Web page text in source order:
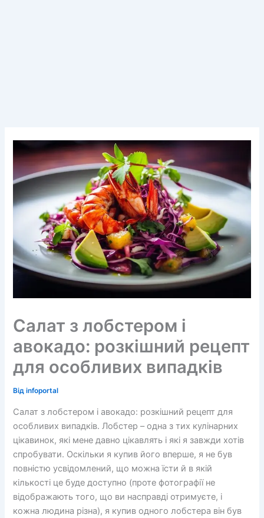
Салат з лобстером і
авокадо: розкішний рецепт
для особливих випадків
Відinfoportal
Салат з лобстером і авокадо: розкішний рецепт для
особливих випадків. Лобстер – одна з тих кулінарних
цікавинок, які мене давно цікавлять і які я завжди хотів
спробувати. Оскільки я купив його вперше, я не був
повністю усвідомлений, що можна їсти й в якій
кількості це буде доступно (проте фотографії не
відображають того, що ви насправді отримуєте, і
кожна людина різна), я купив одного лобстера він був